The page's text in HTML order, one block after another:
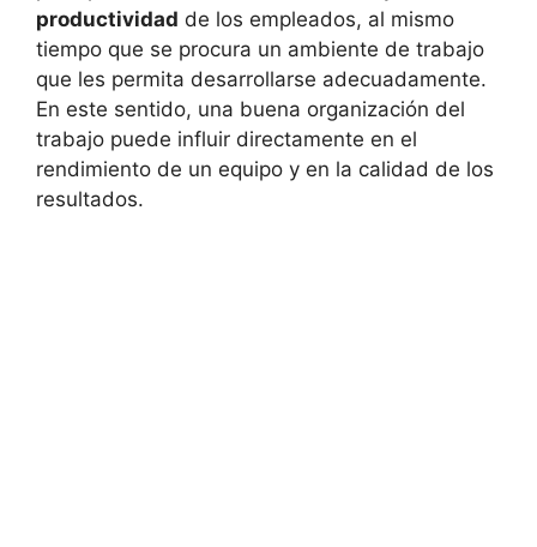
productividad de los empleados, al mismo
tiempo que se procura un ambiente de trabajo
que les permita desarrollarse adecuadamente.
En este sentido, una buena organización del
trabajo puede influir directamente en el
rendimiento de un equipo y en la calidad de los
resultados.